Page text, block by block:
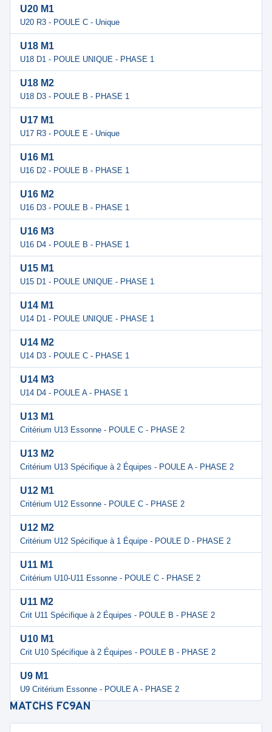
U20 M1
U20 R3 - POULE C - Unique
U18 M1
U18 D1 - POULE UNIQUE - PHASE 1
U18 M2
U18 D3 - POULE B - PHASE 1
U17 M1
U17 R3 - POULE E - Unique
U16 M1
U16 D2 - POULE B - PHASE 1
U16 M2
U16 D3 - POULE B - PHASE 1
U16 M3
U16 D4 - POULE B - PHASE 1
U15 M1
U15 D1 - POULE UNIQUE - PHASE 1
U14 M1
U14 D1 - POULE UNIQUE - PHASE 1
U14 M2
U14 D3 - POULE C - PHASE 1
U14 M3
U14 D4 - POULE A - PHASE 1
U13 M1
Critérium U13 Essonne - POULE C - PHASE 2
U13 M2
Critérium U13 Spécifique à 2 Équipes - POULE A - PHASE 2
U12 M1
Critérium U12 Essonne - POULE C - PHASE 2
U12 M2
Critérium U12 Spécifique à 1 Équipe - POULE D - PHASE 2
U11 M1
Critérium U10-U11 Essonne - POULE C - PHASE 2
U11 M2
Crit U11 Spécifique à 2 Équipes - POULE B - PHASE 2
U10 M1
Crit U10 Spécifique à 2 Équipes - POULE B - PHASE 2
U9 M1
U9 Critérium Essonne - POULE A - PHASE 2
MATCHS FC9AN